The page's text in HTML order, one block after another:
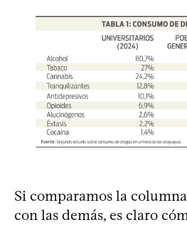
Si comparamos la
con las demás, es claro